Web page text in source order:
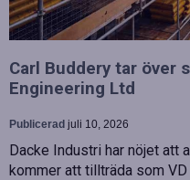
Carl Buddery tar över
Engineering Ltd
Publicerad juli 10, 2026
Dacke Industri har nöjet att
kommer att tillträda som